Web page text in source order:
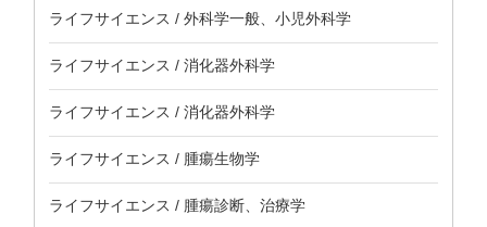
ライフサイエンス / 外科学一般、小児外科学
ライフサイエンス / 消化器外科学
ライフサイエンス / 消化器外科学
ライフサイエンス / 腫瘍生物学
ライフサイエンス / 腫瘍診断、治療学